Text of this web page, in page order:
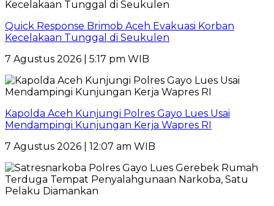
Quick Response Brimob Aceh Evakuasi Korban
Kecelakaan Tunggal di Seukulen
7 Agustus 2026 | 5:17 pm WIB
Kapolda Aceh Kunjungi Polres Gayo Lues Usai
Mendampingi Kunjungan Kerja Wapres RI
7 Agustus 2026 | 12:07 am WIB